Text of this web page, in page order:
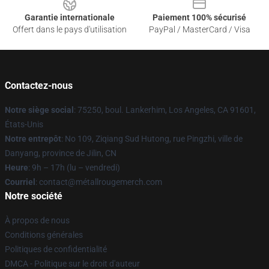
Garantie internationale
Offert dans le pays d'utilisation
Paiement 100% sécurisé
PayPal / MasterCard / Visa
Contactez-nous
Notre siège social : 75250, boul. Lankerhim, Los Angeles, CA 91601,
États-Unis
Notre entrepôt: No 109, Ziqiang Sud Hutong, rue Pingzhi, ville de
Danyang, province de Jilin, CN
Heure: 9h – 17h (lu – vendredi)
Courriel : contact@métallrougemerch.com
Notre société
À propos de nous
Conditions générales
Politiques de confidentialité
DMCA - Politique sur le droit d'auteur